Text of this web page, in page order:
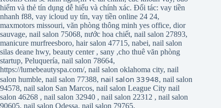
hiểm và thẻ tín dụng dễ hiểu và chính xác. Đối tác: vay tiền
nhanh f88, vay icloud uy tín, vay tiền online 24 24,
maxmotors missouri, văn phòng thông minh yes office, dior
sauvage, nail salon 75068, nước hoa chiết, nail salon 27893,
manicure murfreesboro, hair salon 47715, nabei, nail salon
silas deane hwy, beauty center, sany ,cho thuê văn phòng
startup, Peluquería, nail salon 78664,
https://lumebeautyspa.com/, nail salon oklahoma city, nail
salon humble, nail salon 77388, nail salon 33948,nail salon
94578, nail salon San Marcos, nail salon League City nail
salon 46268 , nail salon 32940 , nail salon 22312 , nail salon
90605, nail salon Odessa, nail salon 79765,